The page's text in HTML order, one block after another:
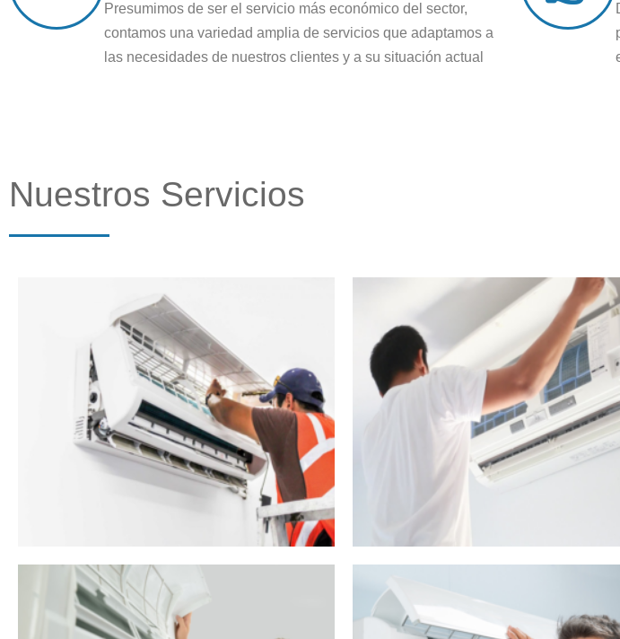
Presumimos de ser el servicio más económico del sector,
contamos una variedad amplia de servicios que adaptamos a
las necesidades de nuestros clientes y a su situación actual
Nuestros Servicios